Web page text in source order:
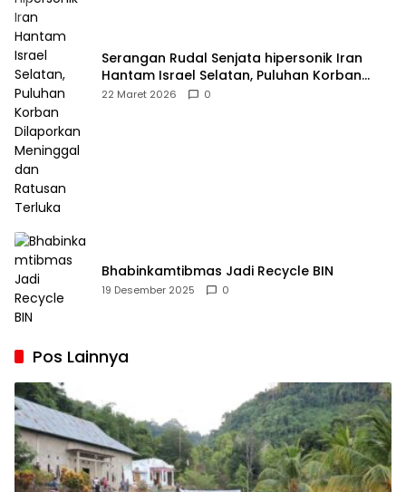
Serangan Rudal Senjata hipersonik Iran
Hantam Israel Selatan, Puluhan Korban
Dilaporkan Meninggal dan Ratusan Terluka
22 Maret 2026 0
Bhabinkamtibmas Jadi Recycle BIN
19 Desember 2025 0
Pos Lainnya